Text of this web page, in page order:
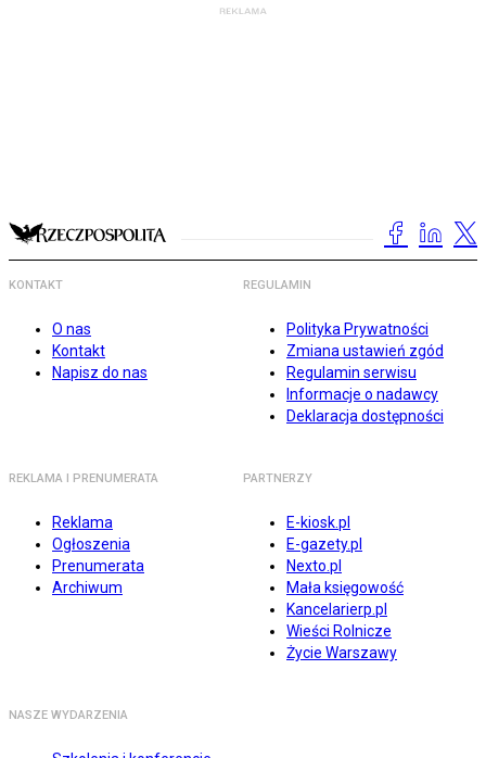
KONTAKT
O nas
Kontakt
Napisz do nas
REGULAMIN
Polityka Prywatności
Zmiana ustawień zgód
Regulamin serwisu
Informacje o nadawcy
Deklaracja dostępności
REKLAMA I PRENUMERATA
Reklama
Ogłoszenia
Prenumerata
Archiwum
PARTNERZY
E-kiosk.pl
E-gazety.pl
Nexto.pl
Mała księgowość
Kancelarierp.pl
Wieści Rolnicze
Życie Warszawy
NASZE WYDARZENIA